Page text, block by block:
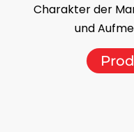
Charakter der
und